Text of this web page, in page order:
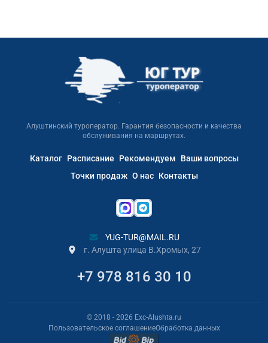
Алуштинский туроператор. Гарантия безопасности и качества
обслуживания на маршрутах.
Каталог Расписание Рекомендуем
Ваши вопросы
Точки продаж О нас Контакты
YUG-TUR@MAIL.RU
г. Алушта улица В.Хромых, 27
+7 978 816 30 10
© 2018 - 2026 Exc-Alushta.ru
Пользовательское соглашениеОбработка данных